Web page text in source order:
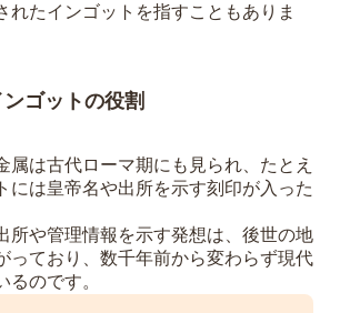
れたインゴットを指すこともありま
ゴットの役割
属は古代ローマ期にも見られ、たとえ
には皇帝名や出所を示す刻印が入った
所や管理情報を示す発想は、後世の地
っており、数千年前から変わらず現代
るのです。